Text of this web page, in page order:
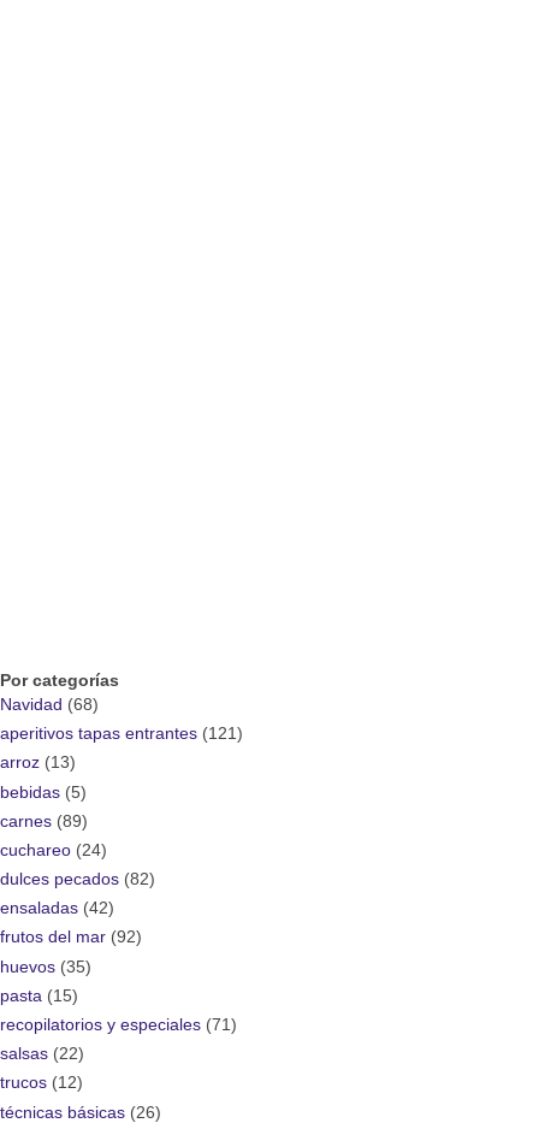
Por categorías
Navidad (68)
aperitivos tapas entrantes (121)
arroz (13)
bebidas (5)
carnes (89)
cuchareo (24)
dulces pecados (82)
ensaladas (42)
frutos del mar (92)
huevos (35)
pasta (15)
recopilatorios y especiales (71)
salsas (22)
trucos (12)
técnicas básicas (26)